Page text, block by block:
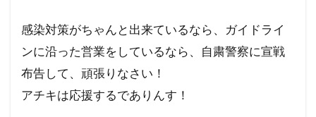
感染対策がちゃんと出来ているなら、ガイドライ
ンに沿った営業をしているなら、自粛警察に宣戦
布告して、頑張りなさい！
アチキは応援するでありんす！